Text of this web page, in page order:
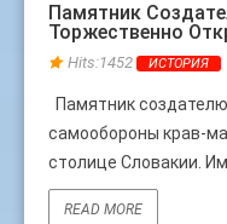
Памятник
Торжественно
Hits:1452 ИСТОРИЯ
Памятник
самообороны крав-
столице Словакии.
READ MORE